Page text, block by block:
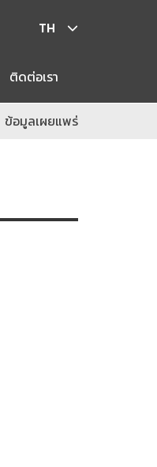
TH
ติดต่อเรา
ข้อมูลเผยแพร่